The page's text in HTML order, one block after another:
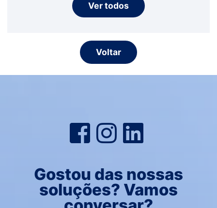
Ver todos
Voltar
Gostou das nossas
soluções? Vamos